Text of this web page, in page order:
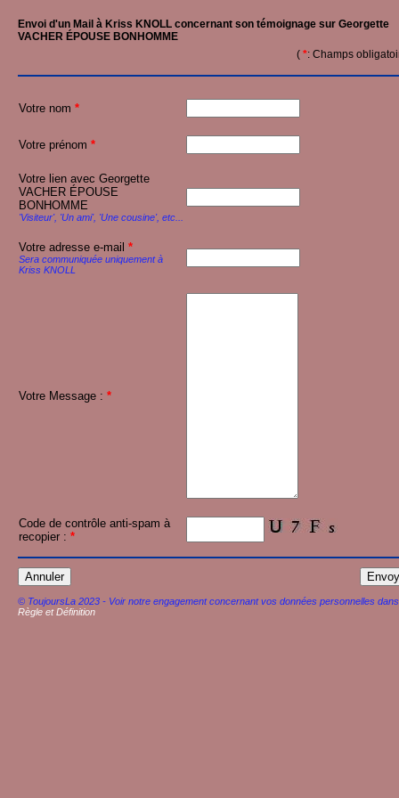
Envoi d'un Mail à Kriss KNOLL concernant son témoignage sur Georgette
VACHER ÉPOUSE BONHOMME
( *: Champs
Votre nom *
Votre prénom *
Votre lien avec Georgette
VACHER ÉPOUSE
BONHOMME
'Visiteur', 'Un ami', 'Une cousine', etc...
Votre adresse e-mail *
Sera communiquée uniquement à
Kriss KNOLL
Votre Message : *
Code de contrôle anti-spam à
recopier : *
© ToujoursLa 2023 - Voir notre engagement concernant vos données personnelles dans
Règle et Définition